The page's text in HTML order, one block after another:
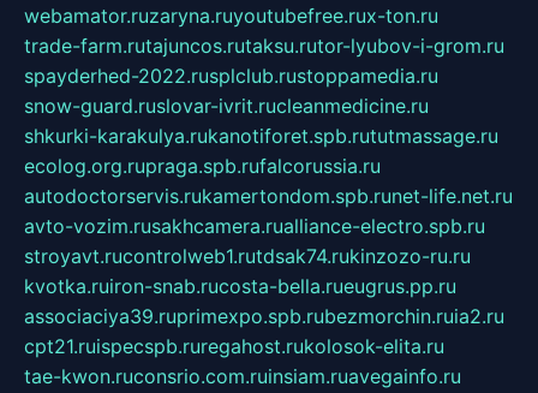
webamator.ruzaryna.ruyoutubefree.rux-ton.ru
trade-farm.rutajuncos.rutaksu.rutor-lyubov-i-grom.ru
spayderhed-2022.rusplclub.rustoppamedia.ru
snow-guard.ruslovar-ivrit.rucleanmedicine.ru
shkurki-karakulya.rukanotiforet.spb.rututmassage.ru
ecolog.org.rupraga.spb.rufalcorussia.ru
autodoctorservis.rukamertondom.spb.runet-life.net.ru
avto-vozim.rusakhcamera.rualliance-electro.spb.ru
stroyavt.rucontrolweb1.rutdsak74.rukinzozo-ru.ru
kvotka.ruiron-snab.rucosta-bella.rueugrus.pp.ru
associaciya39.ruprimexpo.spb.rubezmorchin.ruia2.ru
cpt21.ruispecspb.ruregahost.rukolosok-elita.ru
tae-kwon.ruconsrio.com.ruinsiam.ruavegainfo.ru